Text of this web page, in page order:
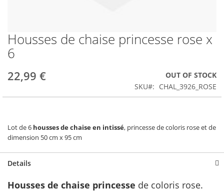
Skip
to
the
of
images
Housses de chaise princesse rose x
6
22,99 €
OUT OF STOCK
SKU
CHAL_3926_ROSE
Lot de 6 housses de chaise en intissé, princesse de coloris rose et de
dimension 50 cm x 95 cm
Details
Housses de chaise princesse de coloris rose.